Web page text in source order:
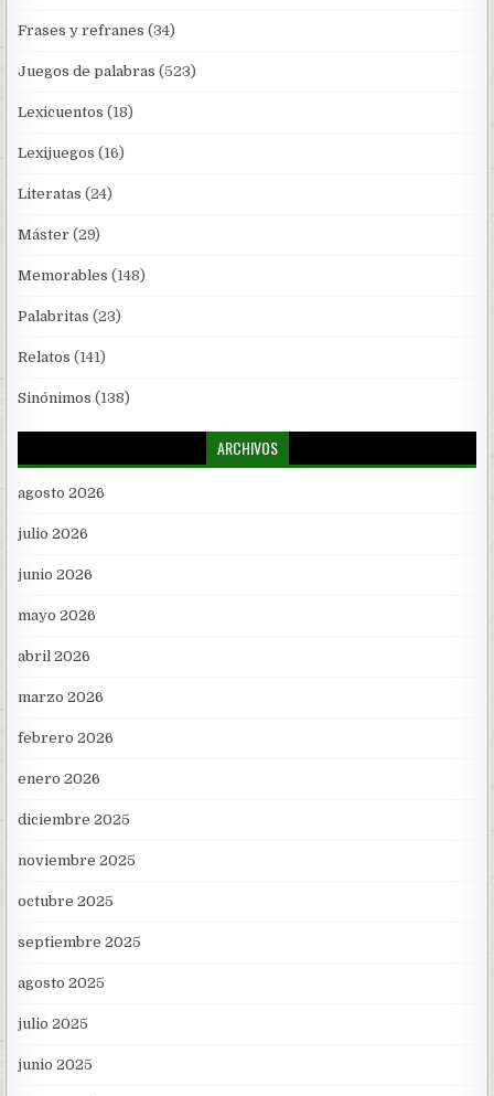
Frases y refranes (34)
Juegos de palabras (523)
Lexicuentos (18)
Lexijuegos (16)
Literatas (24)
Máster (29)
Memorables (148)
Palabritas (23)
Relatos (141)
Sinónimos (138)
ARCHIVOS
agosto 2026
julio 2026
junio 2026
mayo 2026
abril 2026
marzo 2026
febrero 2026
enero 2026
diciembre 2025
noviembre 2025
octubre 2025
septiembre 2025
agosto 2025
julio 2025
junio 2025